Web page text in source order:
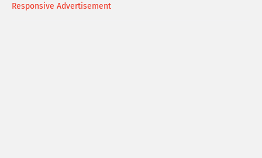
Responsive Advertisement